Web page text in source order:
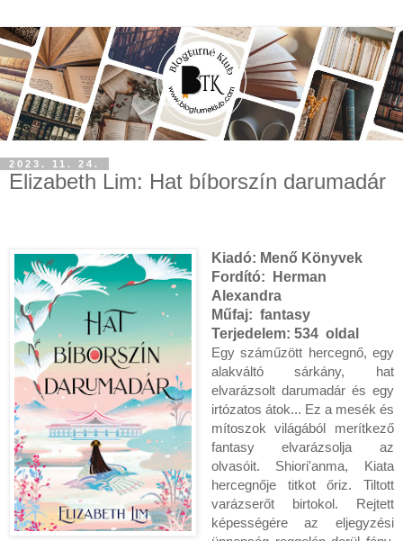
2023. 11. 24.
Elizabeth Lim: Hat ​bíborszín darumadár
Kiadó: Menő Könyvek
Fordító:
Herman
Alexandra
Műfaj: fantasy
Terjedelem: 534 oldal
Egy száműzött hercegnő, egy
alakváltó sárkány, hat
elvarázsolt darumadár és egy
irtózatos átok... Ez a mesék és
mítoszok világából merítkező
fantasy elvarázsolja az
olvasóit. Shiori'anma, Kiata
hercegnője titkot őriz. Tiltott
varázserőt birtokol. Rejtett
képességére az eljegyzési